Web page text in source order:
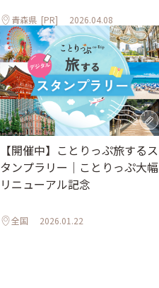
青森県[PR] 2026.04.08
【開催中】ことりっぷ旅するス
タンプラリー｜ことりっぷ大幅
リニューアル記念
全国 2026.01.22